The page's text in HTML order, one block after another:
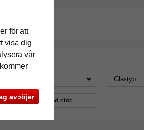
för att
visa dig
vår
avböjer
Glastyp
Baksida med stöd